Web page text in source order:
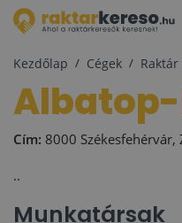
Kezdőlap Cégek
Cím: 8000
..
Munkatársak